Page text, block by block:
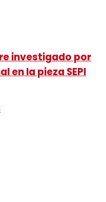
investigado por
en la pieza SEPI